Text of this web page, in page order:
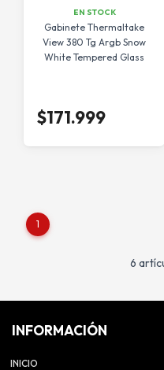
EN STOCK
Gabinete Thermaltake
View 380 Tg Argb Snow
White Tempered Glass
$171.999
1
6
INFORMACIÓN
INICIO